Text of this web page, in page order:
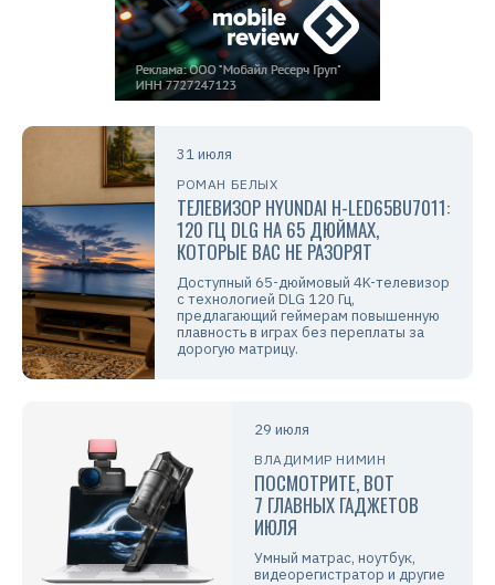
31 июля
РОМАН БЕЛЫХ
ТЕЛЕВИЗОР HYUNDAI H-LED65BU7011:
120 ГЦ DLG НА 65 ДЮЙМАХ,
КОТОРЫЕ ВАС НЕ РАЗОРЯТ
Доступный 65-дюймовый 4K-телевизор
с технологией DLG 120 Гц,
предлагающий геймерам повышенную
плавность в играх без переплаты за
дорогую матрицу.
29 июля
ВЛАДИМИР НИМИН
ПОСМОТРИТЕ, ВОТ
7 ГЛАВНЫХ ГАДЖЕТОВ
ИЮЛЯ
Умный матрас, ноутбук,
видеорегистратор и другие